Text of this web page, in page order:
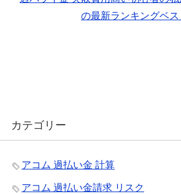
の最新ランキングベス
カテゴリー
アコム 過払い金 計算
アコム 過払い金請求 リスク